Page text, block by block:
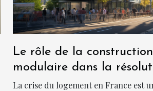
Le rôle de la construction
modulaire dans la
la crise du logement en
La crise du logement en France est